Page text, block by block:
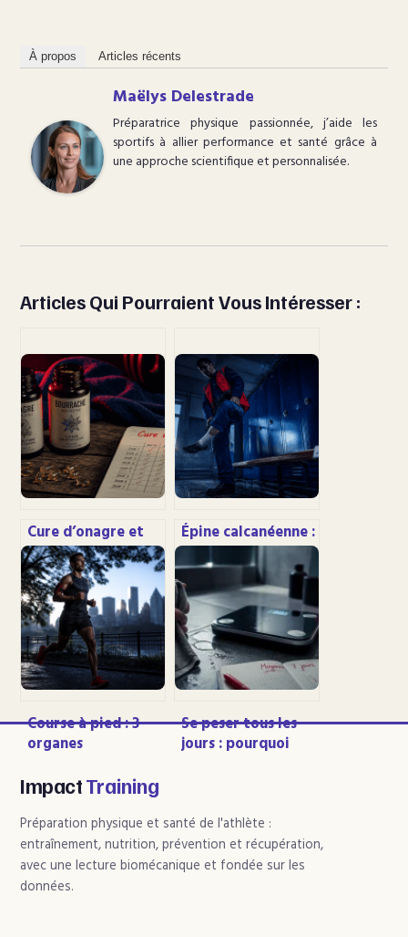
À propos Articles récents
Maëlys Delestrade
Préparatrice physique passionnée, j’aide les
sportifs à allier performance et santé grâce à
une approche scientifique et personnalisée.
Articles Qui Pourraient Vous Intéresser :
Cure d’onagre et
bourrache :
pourquoi 60 jours
sont nécessaires
pour transformer
votre peau
Épine calcanéenne :
quelle durée
d’arrêt de travail
selon votre métier
?
Course à pied : 3
organes
l’effet cocktail des
endorphines
Se peser tous les
jours : pourquoi
ImpactTraining
Préparation physique et santé de l'athlète :
entraînement, nutrition, prévention et récupération,
avec une lecture biomécanique et fondée sur les
données.